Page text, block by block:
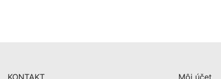
KONTAKT Môj účet